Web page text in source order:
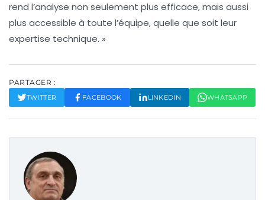
rend l’analyse non seulement plus efficace, mais aussi
plus accessible à toute l’équipe, quelle que soit leur
expertise technique. »
PARTAGER :
TWITTER FACEBOOK LINKEDIN WHATSAPP